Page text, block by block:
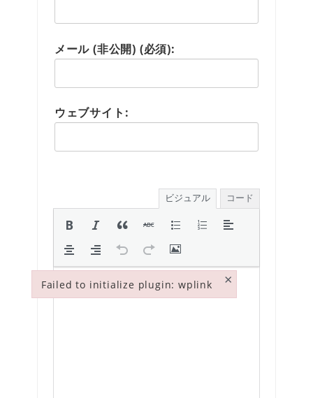
メール (非公開) (必須):
ウェブサイト:
ビジュアル コード
Failed to initialize plugin: wplink ×
Failed to initialize plugin: wplink